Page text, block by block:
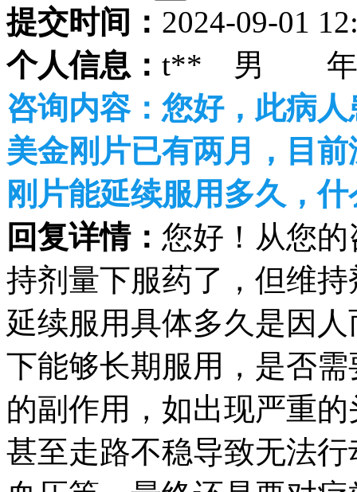
提交时间： 2024-09-01
个人信息： t** 男 年
咨询内容： 您好，此病
美金刚片已有两月，目
刚片能延续服用多久，
回复详情： 您好！从您
持剂量下服药了，但维
延续服用具体多久是因
下能够长期服用，是否
的副作用，如出现严重
甚至走路不稳导致无法